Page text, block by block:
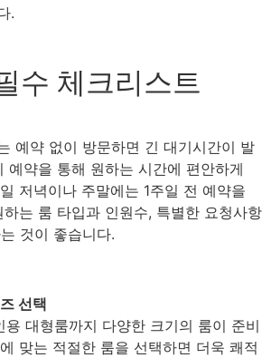
.
수 체크리스트
예약 없이 방문하면 긴 대기시간이 발
예약을 통해 원하는 시간에 편안하게
저녁이나 주말에는 1주일 전 예약을
는 룸 타입과 인원수, 특별한 요청사항
것이 좋습니다.
선택
대형룸까지 다양한 크기의 룸이 준비
맞는 적절한 룸을 선택하면 더욱 쾌적